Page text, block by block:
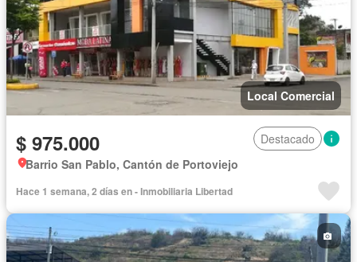
Local Comercial
$ 975.000
Destacado
Barrio San Pablo, Cantón de Portoviejo
Hace 1 semana, 2 días en - Inmobiliaria Libertad